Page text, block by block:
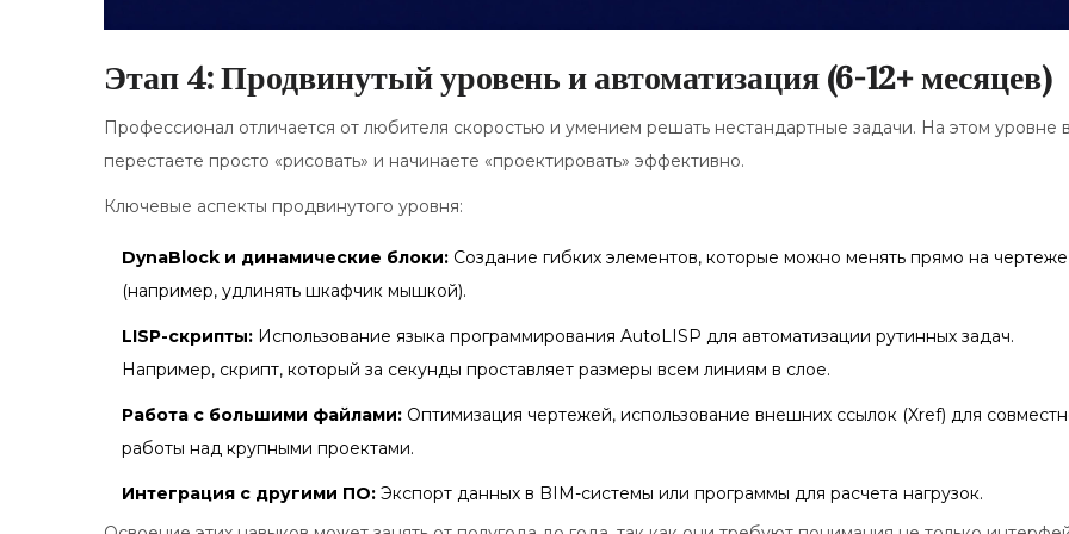
Этап 4: Продвинутый уровень и автоматизация (6-12+ месяцев)
Профессионал отличается от любителя скоростью и умением решать нестандартные задачи. На этом уровне
перестаете просто «рисовать» и начинаете «проектировать» эффективно.
Ключевые аспекты продвинутого уровня:
DynaBlock и динамические блоки: Создание гибких элементов, которые можно менять прямо на чертеже
(например, удлинять шкафчик мышкой).
LISP-скрипты: Использование языка программирования AutoLISP для автоматизации рутинных задач.
Например, скрипт, который за секунды проставляет размеры всем линиям в слое.
Работа с большими файлами: Оптимизация чертежей, использование внешних ссылок (Xref) для
работы над крупными проектами.
Интеграция с другими ПО: Экспорт данных в BIM-системы или программы для расчета нагрузок.